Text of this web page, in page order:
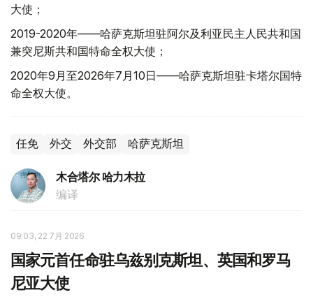
大使；
2019-2020年——哈萨克斯坦驻阿尔及利亚民主人民共和国
兼突尼斯共和国特命全权大使；
2020年9月至2026年7月10日——哈萨克斯坦驻卡塔尔国特
命全权大使。
任免 外交 外交部 哈萨克斯坦
木合塔尔 哈力木拉
编译
09:03, 22 7月 2026
国家元首任命驻乌兹别克斯坦、英国和罗马
尼亚大使